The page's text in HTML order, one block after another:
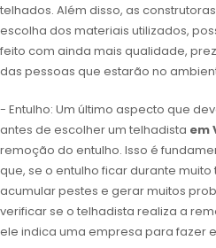
telhados. Além disso, as
escolha dos materiais utilizados,
feito com ainda mais qualidade,
das pessoas que estarão no
- Entulho: Um último aspecto que
antes de escolher um telhadista em
remoção do entulho. Isso é
que, se o entulho ficar durante
acumular pestes e gerar muitos
verificar se o telhadista realiza a
ele indica uma empresa para fazer